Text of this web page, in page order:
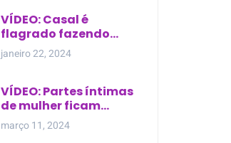
extra-conjugal
VÍDEO: Casal é
flagrado fazendo
sexo dentro de
cemitério, em cima de
janeiro 22, 2024
VÍDEO: Partes íntimas
de mulher ficam
expostas durante
briga em Manaus
março 11, 2024